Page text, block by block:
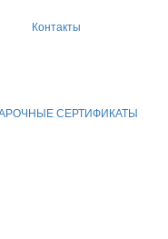
Контакты
СЕРТИФИКАТЫ